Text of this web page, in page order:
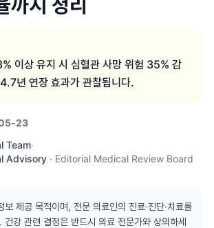
이상 유지 시 심혈관 사망 위험 35% 감
년 연장 효과가 관찰됩니다.
23
Team·
Advisory · Editorial Medical Review Board
보 제공 목적이며, 전문 의료인의 진료·진단·치료를
건강 관련 결정은 반드시 의료 전문가와 상의하세